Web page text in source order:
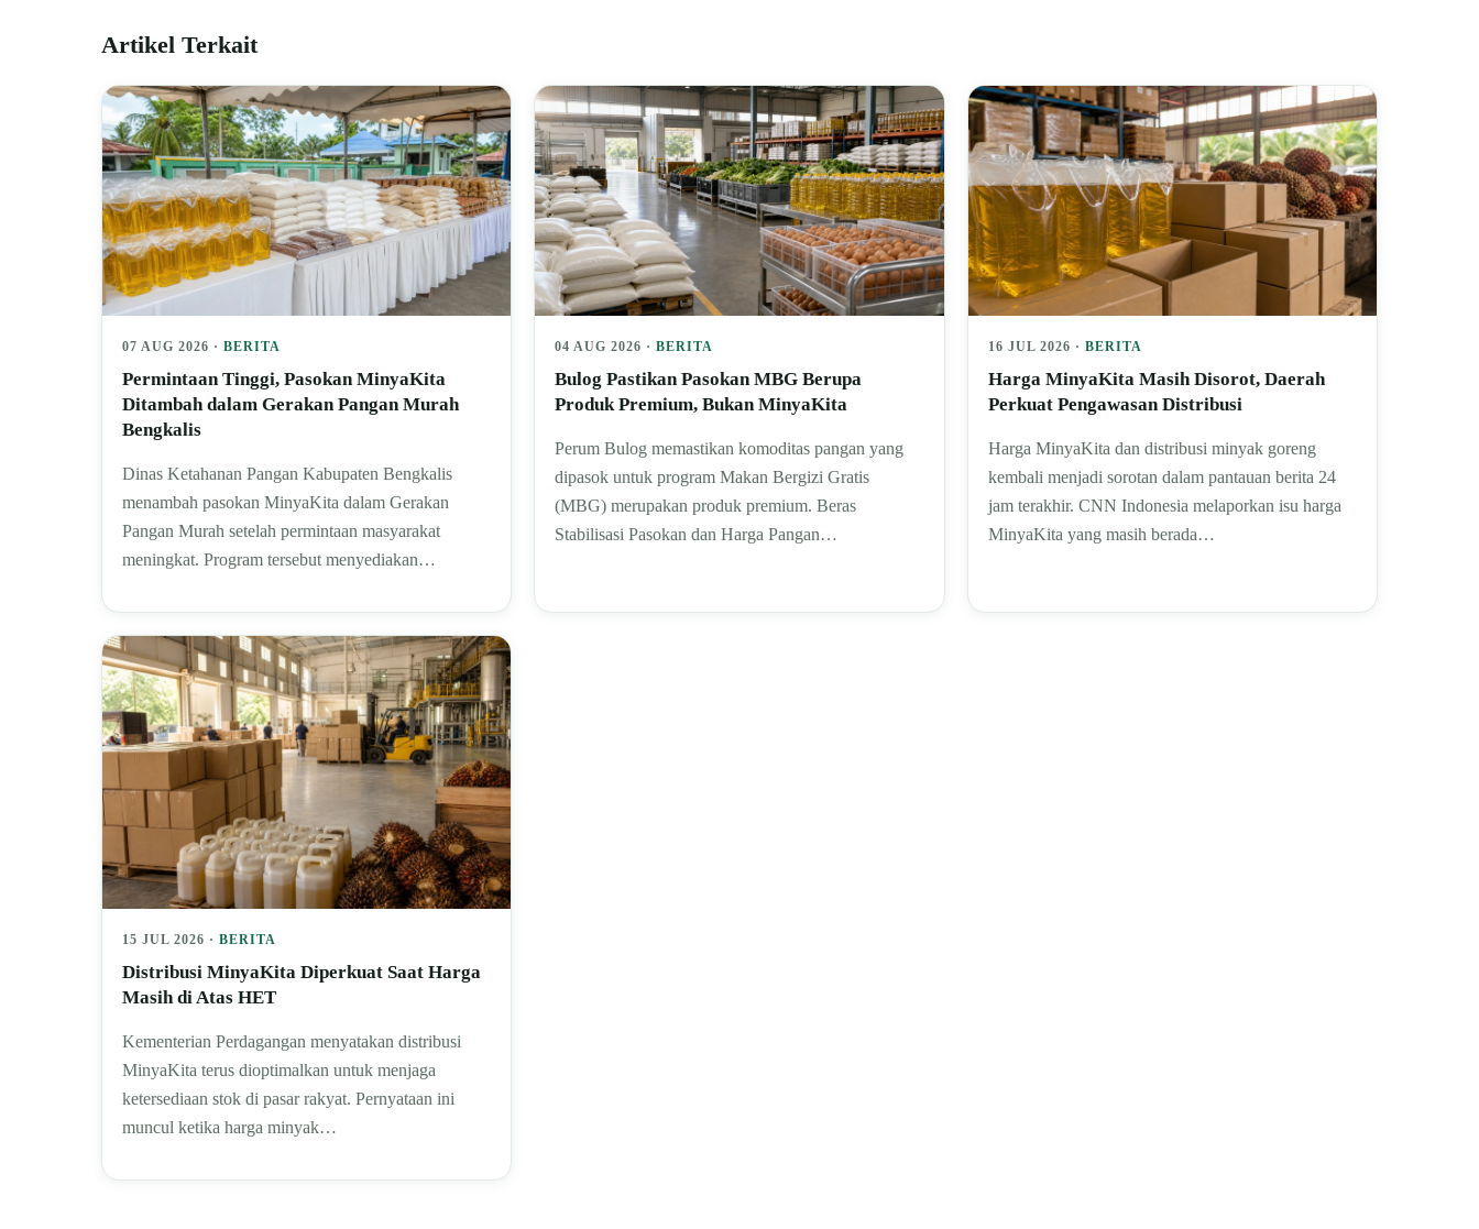
Artikel Terkait
07 AUG 2026 · BERITA
Permintaan Tinggi, Pasokan MinyaKita
Ditambah dalam Gerakan Pangan Murah
Bengkalis
Dinas Ketahanan Pangan Kabupaten Bengkalis
menambah pasokan MinyaKita dalam Gerakan
Pangan Murah setelah permintaan masyarakat
meningkat. Program tersebut menyediakan…
04 AUG 2026 ·BERITA
Bulog Pastikan Pasokan MBG Berupa
Produk Premium, Bukan MinyaKita
Perum Bulog memastikan komoditas pangan yang
dipasok untuk program Makan Bergizi Gratis
(MBG) merupakan produk premium. Beras
Stabilisasi Pasokan dan Harga Pangan…
16 JUL 2026 · BERITA
Harga MinyaKita Masih Disorot, Daerah
Perkuat Pengawasan Distribusi
Harga MinyaKita dan distribusi minyak goreng
kembali menjadi sorotan dalam pantauan berita 24
jam terakhir. CNN Indonesia melaporkan isu harga
MinyaKita yang masih berada…
15 JUL 2026 · BERITA
Distribusi MinyaKita Diperkuat Saat Harga
Masih di Atas HET
Kementerian Perdagangan menyatakan distribusi
MinyaKita terus dioptimalkan untuk menjaga
ketersediaan stok di pasar rakyat. Pernyataan ini
muncul ketika harga minyak…